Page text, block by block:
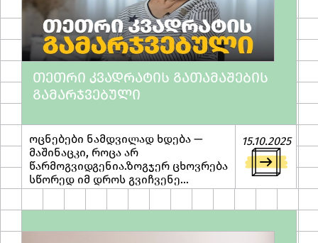
ᲗᲔᲗᲠᲘ ᲙᲕᲐᲓᲠᲐᲢᲘᲡ ᲒᲐᲗᲐᲛᲐᲨᲔᲑᲘᲡ
ᲒᲐᲛᲐᲠᲯᲕᲔᲑᲣᲚᲘ
ოცნებები ნამდვილად ხდება —
მაშინაცკი, როცა არ
წარმოგვიდგენია.ზოგჯერ ცხოვრება
სწორედ იმ დროს გვიჩვენე...
15.10.2025